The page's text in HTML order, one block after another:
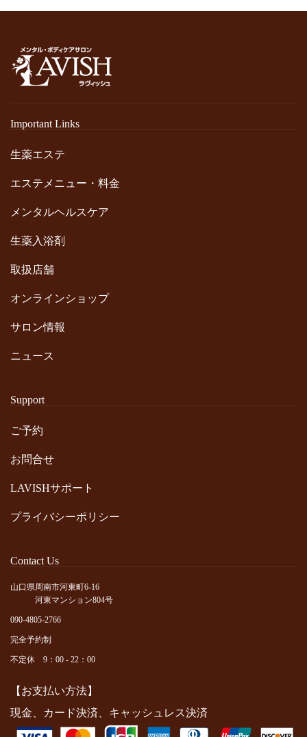
Important Links
生薬エステ
エステメニュー・料金
メンタルヘルスケア
生薬入浴剤
取扱店舗
オンラインショップ
サロン情報
ニュース
Support
ご予約
お問合せ
LAVISHサポート
プライバシーポリシー
Contact Us
山口県周南市河東町6-16
河東マンション804号
090-4805-2766
完全予約制
不定休 9：00 - 22：00
【お支払い方法】
現金、カード決済、キャッシュレス決済